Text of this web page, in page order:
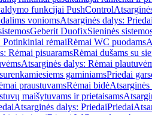
funkcijai PushControl
voniomsAtsarginės dalys:
Geberit DuofixSieninės
Potinkiniai rėmaiRėmai WC puodams
Rėmai pisuaramsRėmai dušams su
Atsarginės dalys: Rėmai
gaminiamsPriedai
praustuvamsRėmai bidė
maišytuvams ir prietaisams
Atsarginės dalys: PriedaiPriedai